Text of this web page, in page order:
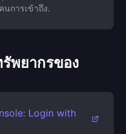
การเข้าถึง.
พยากรของ
Login with